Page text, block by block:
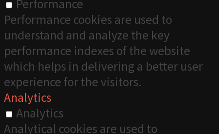
Performance
Performance cookies are used to
understand and analyze the key
performance indexes of the website
which helps in delivering a better user
experience for the visitors.
Analytics
Analytics
Analytical cookies are used to